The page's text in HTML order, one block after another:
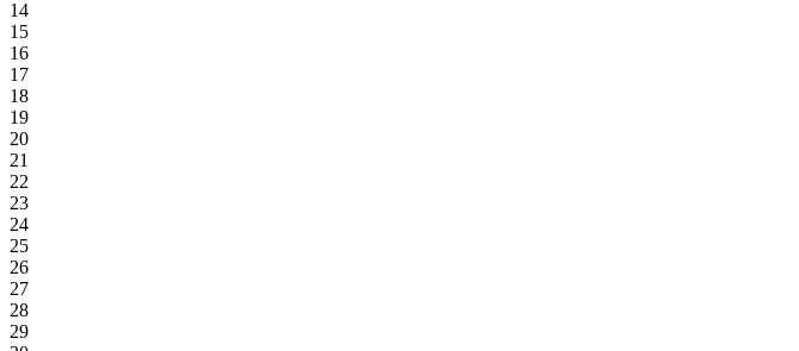
14
15
16
17
18
19
20
21
22
23
24
25
26
27
28
29